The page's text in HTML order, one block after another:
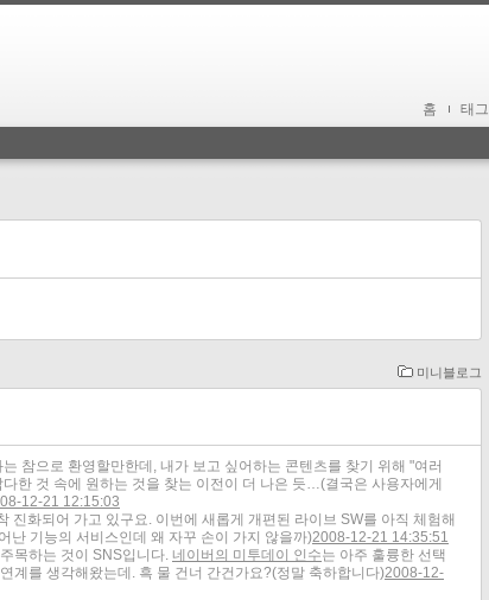
홈 태그
미니블로그
참으로 환영할만한데, 내가 보고 싶어하는 콘텐츠를 찾기 위해 "여러
한 것 속에 원하는 것을 찾는 이전이 더 나은 듯…(결국은 사용자에게
12-21 12:15:03
진화되어 가고 있구요. 이번에 새롭게 개편된 라이브 SW를 아직 체험해
난 기능의 서비스인데 왜 자꾸 손이 가지 않을까)2008-12-21 14:35:51
목하는 것이 SNS입니다. 네이버의 미투데이 인수는 아주 훌륭한 선택
계를 생각해왔는데. 흑 물 건너 간건가요?(정말 축하합니다)2008-12-